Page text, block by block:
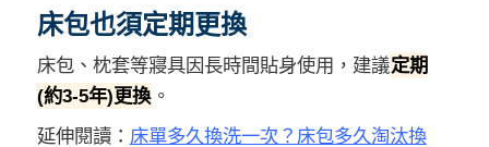
床包也須定期更換
床包、枕套等寢具因長時間貼身使用，建議定期
(約3-5年)更換。
延伸閱讀： 床單多久換洗一次？床包多久淘汰換